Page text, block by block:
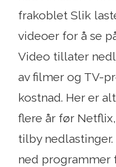
frakoblet Slik
videoer for å se
Video tillater
av filmer og TV-
kostnad. Her er
flere år før
tilby
ned programmer